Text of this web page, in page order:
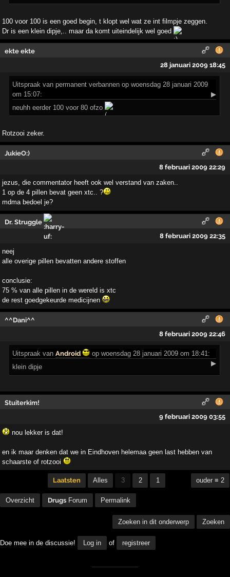
100 voor 100 is een goed begin, t klopt wel wat ze int filmpje zeggen.
Dr is een klein dipje,.. maar da komt uiteindelijk wel goed
ekte ekte
28 januari 2009 18:45
Uitspraak van permanent verbannen op woensdag 28 januari 2009
om 15:07:
▶
neuhh eerder 100 voor 80 ofzo
Rotzooi zeker.
JukieO:)
8 februari 2009 22:29
jezus, die commentator heeft ook wel verstand van zaken..
1 op de 4 pillen bevat geen xtc.. ?
mdma bedoel je?
Dr. Struggle
8 februari 2009 22:35
neej
alle overige pillen bevatten andere stoffen
conclusie:
75 % van alle pillen in de wereld is xtc
de rest goedgekeurde medicijnen
^^Dani^^
8 februari 2009 22:46
Uitspraak vanAndroid
op woensdag 28 januari 2009 om 18:41:
▶
klein dipje
Stuiterkim!
9 februari 2009 03:55
nou lekker is dat!
en ik maar denken dat we in Eindhoven helemaa geen last hebben van
schaarste of rotzooi
Laatsten Alles 3 2 1 ouder ≡ 2
Overzicht Drugs Forum Permalink
Zoeken in dit onderwerp Zoeken
Doe mee in de discussie! Log in of registreer